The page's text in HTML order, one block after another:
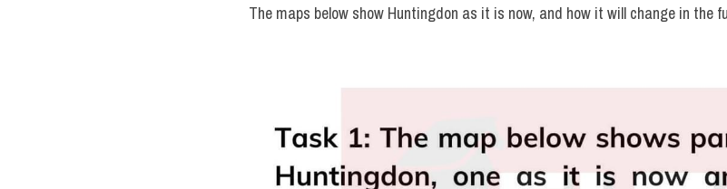
The maps below show Huntingdon as it is now, and how it will change in the